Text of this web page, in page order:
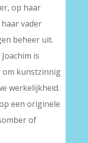
op haar
vader
beheer uit.
is
om kunstzinnig
werkelijkheid.
een originele
of